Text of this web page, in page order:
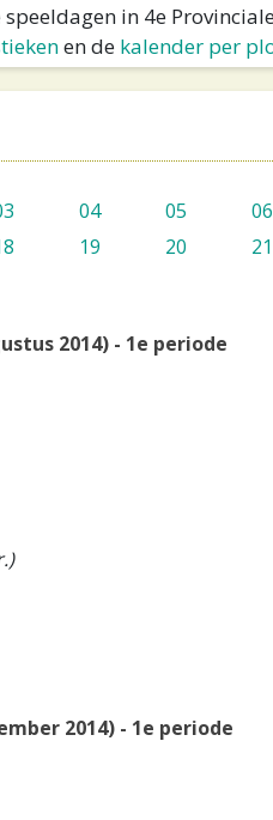
in 4e
en de kalender per
04 05
06
19 20 21
2014) - 1e periode
2014) - 1e periode